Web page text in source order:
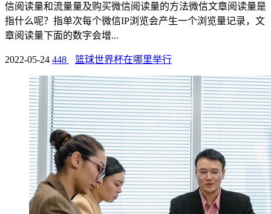
信阅读量和流量量及购买微信阅读量的方法微信文章阅读量是
指什么呢？指单次每个微信IP浏览会产生一个浏览量记录，文
章阅读量下面的数字会增...
2022-05-24 448 篮球世界杯在哪里举行